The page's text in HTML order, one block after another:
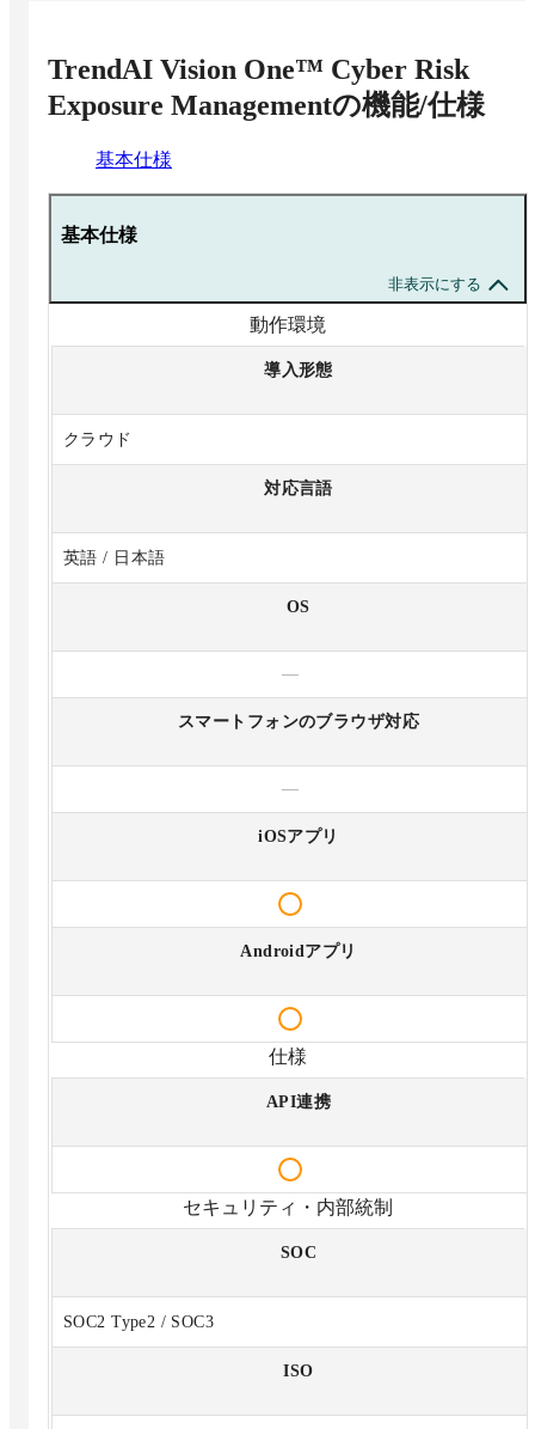
TrendAI Vision One™ Cyber Risk
Exposure Managementの機能/仕様
基本仕様
基本仕様
非表示にする
動作環境
導入形態
クラウド
対応言語
英語 / 日本語
OS
—
スマートフォンのブラウザ対応
—
iOSアプリ
Androidアプリ
仕様
API連携
セキュリティ・内部統制
SOC
SOC2 Type2 / SOC3
ISO